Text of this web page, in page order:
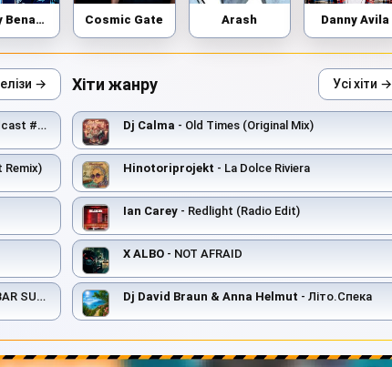
Benny Benassi Cosmic Gate Arash Danny Avila
→
#015
Remix)
MIX 7
Хіти жанру Усі хіти →
Dj Calma - Old Times (Original Mix)
Hinotoriprojekt - La Dolce Riviera
Ian Carey - Redlight (Radio Edit)
X ALBO - NOT AFRAID
Dj David Braun & Anna Helmut - Літо.Спека